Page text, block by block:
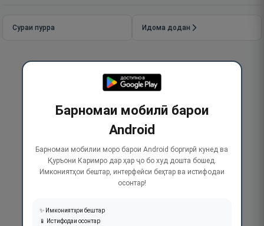
Сураи пурра Идома додан
Барномаи мобилӣ барои
Android
Барномаи мобилии моро барои Android боргирӣ кунед ва
Қуръони Каримро дар ҳар ҷо бо худ дошта бошед.
Имкониятҳои бештар, интерфейси беҳтар ва истифодаи
осонтар!
✨ Имкониятҳои бештар
📱 Истифодаи осонтар